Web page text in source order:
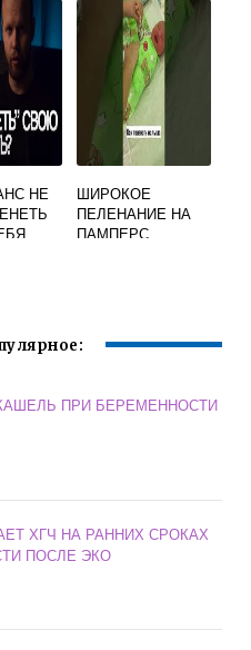
СРОКАХ
НЕ
ШИРОКОЕ
ПЕЛЕНАНИЕ НА
ПАМПЕРС
ПРИ БЕРЕМЕННОСТИ
ХГЧ НА РАННИХ СРОКАХ
ПОСЛЕ ЭКО